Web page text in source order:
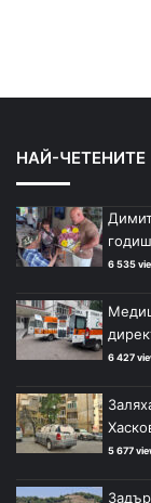
НАЙ-ЧЕТЕНИТЕ
6 535
6 427
5 677